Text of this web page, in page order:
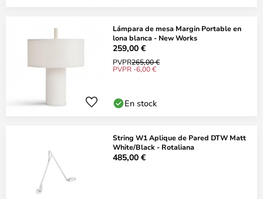
Lámpara de mesa Margin Portable en
lona blanca - New Works
259,00 €
PVPR265,00 €
PVPR -6,00 €
En stock
String W1 Aplique de Pared DTW Matt
White/Black - Rotaliana
485,00 €